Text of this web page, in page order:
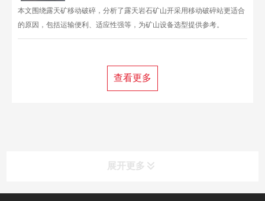
本文围绕露天矿移动破碎，分析了露天岩石矿山开采用移动破碎站更适合
的原因，包括运输便利、适应性强等，为矿山设备选型提供参考。​
查看更多
展开更多